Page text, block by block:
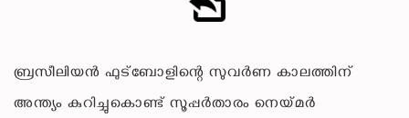
ബ്രസീലിയന്‍ ഫുട്‌ബോളിന്റെ സുവര്‍ണ കാലത്തിന്
അന്ത്യം കുറിച്ചുകൊണ്ട് സൂപ്പര്‍താരം നെയ്മര്‍